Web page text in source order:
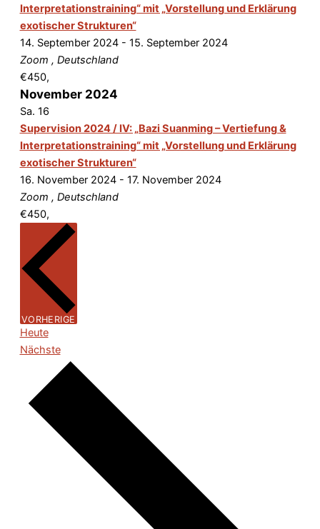
Interpretationstraining“ mit „Vorstellung und Erklärung
exotischer Strukturen“
14. September 2024- 15. September 2024
Zoom , Deutschland
€450,
November 2024
Sa. 16
Supervision 2024 / IV: „Bazi Suanming – Vertiefung &
Interpretationstraining“ mit „Vorstellung und Erklärung
exotischer Strukturen“
16. November 2024- 17. November 2024
Zoom , Deutschland
€450,
VORHERIGE
Heute
NächsteVeranstaltungen